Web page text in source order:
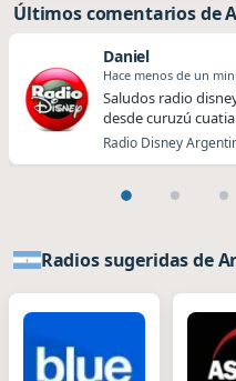
Últimos comentarios de
Daniel
Hace menos de un
Saludos radio
desde curuzú
Radio Disney
Radios sugeridas de